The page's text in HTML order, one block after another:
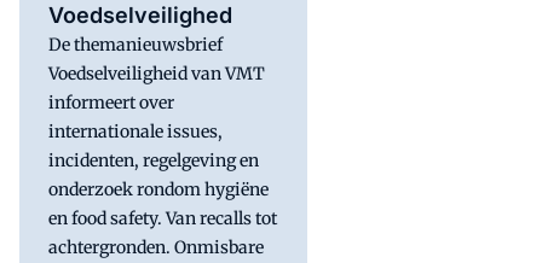
Voedselveilighed
De themanieuwsbrief
Voedselveiligheid van VMT
informeert over
internationale issues,
incidenten, regelgeving en
onderzoek rondom hygiëne
en food safety. Van recalls tot
achtergronden. Onmisbare